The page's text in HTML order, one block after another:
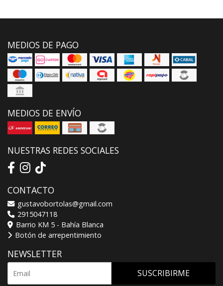
MEDIOS DE PAGO
MEDIOS DE ENVÍO
NUESTRAS REDES SOCIALES
CONTACTO
gustavobortolas@gmail.com
2915047118
Barrio KM 5 - Bahía Blanca
Botón de arrepentimiento
NEWSLETTER
SUSCRIBIRME